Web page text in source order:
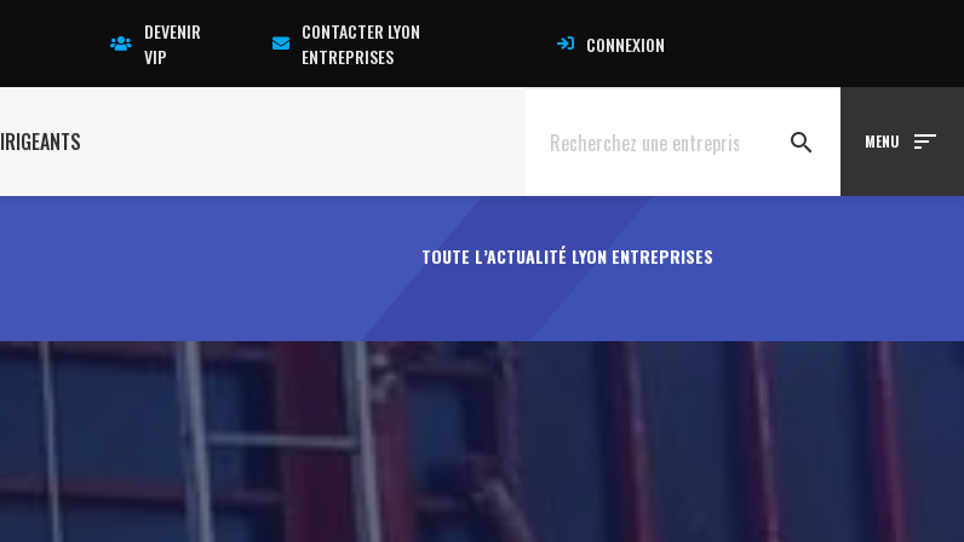
DEVENIR
VIP
CONTACTER LYON
ENTREPRISES
CONNEXION
search MENU sort
TOUTE L’ACTUALITÉ LYON ENTREPRISES